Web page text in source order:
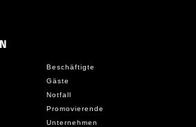
Beschäftigte
Gäste
Notfall
Promovierende
Unternehmen